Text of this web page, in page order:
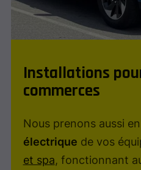
Installations
commerces
Nous prenons aussi
électrique de vos
et spa, fonctionnant